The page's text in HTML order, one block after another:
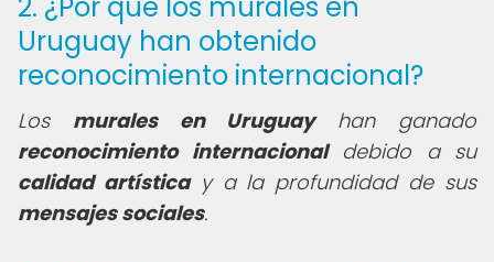
Uruguay han obtenido
reconocimiento internacional?
Los murales en Uruguayhan ganado
reconocimiento internacionaldebido a su
calidad artísticay a la profundidad de sus
mensajes sociales.